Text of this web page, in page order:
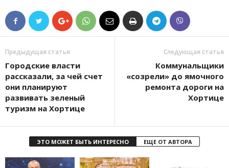
Предыдущая статья
Городские власти
рассказали, за чей счет
они планируют
развивать зеленый
туризм на Хортице
Следующая статья
Коммунальщики
«созрели» до ямочного
ремонта дороги на
Хортице
ЭТО МОЖЕТ БЫТЬ ИНТЕРЕСНО ЕЩЕ ОТ АВТОРА